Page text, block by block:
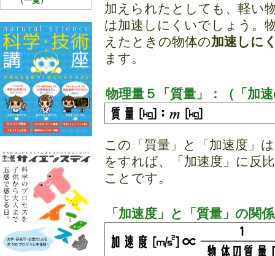
加えられたとしても、軽い
は加速しにくいでしょう。
えたときの物体の加速しに
ます。
物理量５「質量」：（「加
この「質量」と「加速度」
をすれば、「加速度」に反
ことです。
「加速度」と「質量」の関